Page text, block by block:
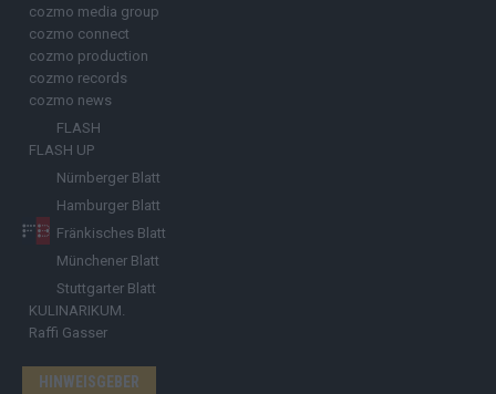
cozmo media group
cozmo connect
cozmo production
cozmo records
cozmo news
FLASH
FLASH UP
Nürnberger Blatt
Hamburger Blatt
Fränkisches Blatt
Münchener Blatt
Stuttgarter Blatt
KULINARIKUM.
Raffi Gasser
HINWEISGEBER